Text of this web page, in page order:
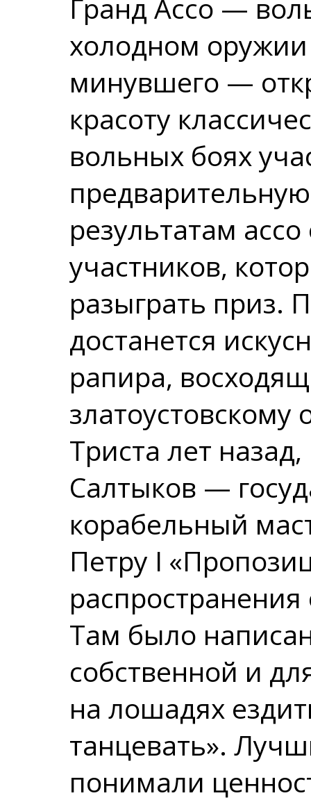
Гранд Ассо —
холодном
минувшего —
красоту
вольных боях
результатам
участников,
разыграть приз.
достанется
рапира,
златоустовскому
Триста лет
Салтыков —
корабельный
Петру I
Там было
собственной и
на лошадях
танцевать».
понимали